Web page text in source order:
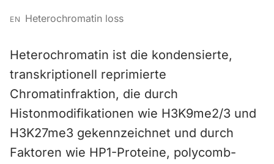
EN Heterochromatin loss
Heterochromatin ist die kondensierte,
transkriptionell reprimierte
Chromatinfraktion, die durch
Histonmodifikationen wie H3K9me2/3 und
H3K27me3 gekennzeichnet und durch
Faktoren wie HP1-Proteine, polycomb-